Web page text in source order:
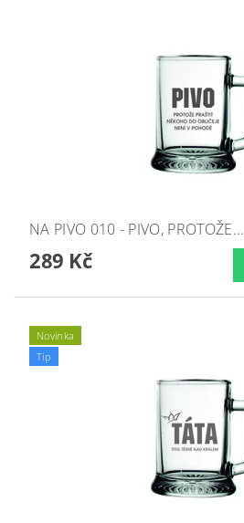
NA PIVO 010 - PIVO, PROTOŽE...
289 Kč
Novinka
Tip